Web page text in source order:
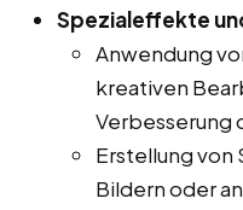
Spezialeffekte
Anwendung
kreativen
Verbesserung
Erstellung von
Bildern oder